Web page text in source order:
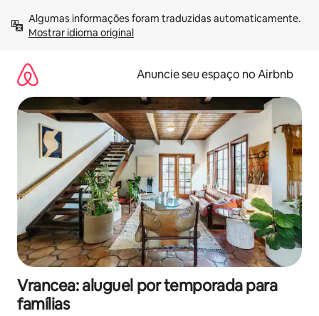
para
Mostrar idioma original
Anuncie seu espaço no Airbnb
Vrancea: aluguel por temporada para
famílias